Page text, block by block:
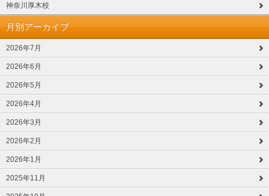
神奈川厚木校
月別アーカイブ
2026年7月
2026年6月
2026年5月
2026年4月
2026年3月
2026年2月
2026年1月
2025年11月